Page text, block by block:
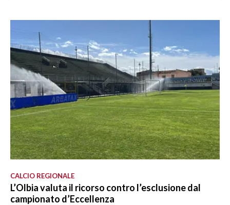
CALCIO REGIONALE
L’Olbia valuta il ricorso contro l’esclusione dal
campionato d’Eccellenza